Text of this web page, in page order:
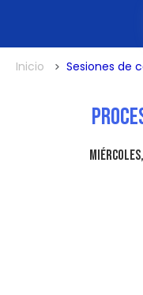
Inicio Sesiones de